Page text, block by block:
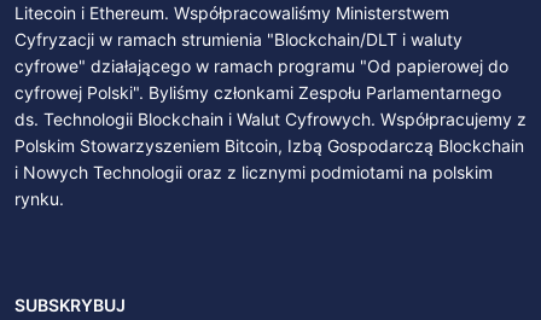
Litecoin i Ethereum. Współpracowaliśmy Ministerstwem
Cyfryzacji w ramach strumienia "Blockchain/DLT i waluty
cyfrowe" działającego w ramach programu "Od papierowej do
cyfrowej Polski". Byliśmy członkami Zespołu Parlamentarnego
ds. Technologii Blockchain i Walut Cyfrowych. Współpracujemy z
Polskim Stowarzyszeniem Bitcoin, Izbą Gospodarczą Blockchain
i Nowych Technologii oraz z licznymi podmiotami na polskim
rynku.
SUBSKRYBUJ